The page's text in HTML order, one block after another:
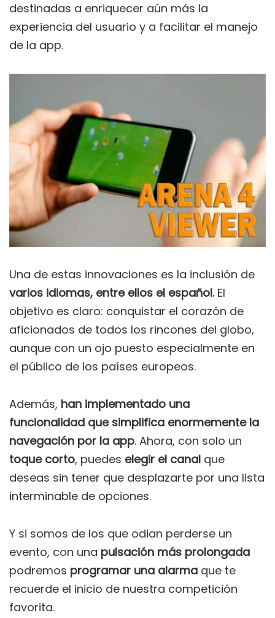
destinadas a enriquecer aún más la
experiencia del usuario y a facilitar el manejo
de la app.
Una de estas innovaciones es la inclusión de
varios idiomas, entre ellos el español.El
objetivo es claro: conquistar el corazón de
aficionados de todos los rincones del globo,
aunque con un ojo puesto especialmente en
el público de los países europeos.
Además, han implementado una
funcionalidad que simplifica enormemente la
navegación por la app. Ahora, con solo un
toque corto, puedes elegir el canal que
deseas sin tener que desplazarte por una lista
interminable de opciones.
Y si somos de los que odian perderse un
evento, con una pulsación más prolongada
podremos programar una alarma que te
recuerde el inicio de nuestra competición
favorita.